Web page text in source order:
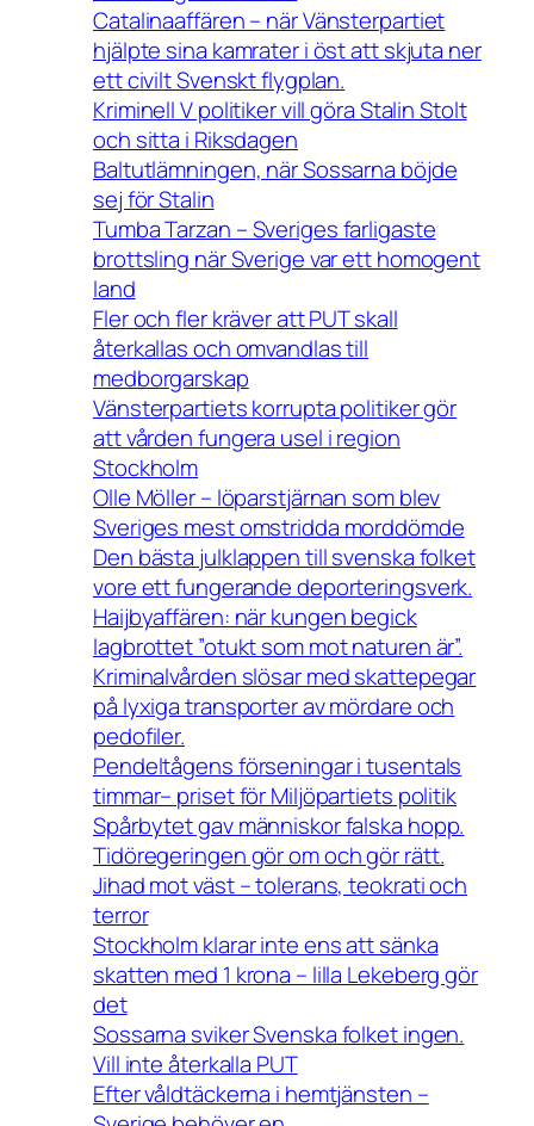
Catalinaaffären – när Vänsterpartiet
hjälpte sina kamrater i öst att skjuta ner
ett civilt Svenskt flygplan.
Kriminell V politiker vill göra Stalin Stolt
och sitta i Riksdagen
Baltutlämningen, när Sossarna böjde
sej för Stalin
Tumba Tarzan – Sveriges farligaste
brottsling när Sverige var ett homogent
land
Fler och fler kräver att PUT skall
återkallas och omvandlas till
medborgarskap
Vänsterpartiets korrupta politiker gör
att vården fungera usel i region
Stockholm
Olle Möller – löparstjärnan som blev
Sveriges mest omstridda morddömde
Den bästa julklappen till svenska folket
vore ett fungerande deporteringsverk.
Haijbyaffären: när kungen begick
lagbrottet ”otukt som mot naturen är”.
Kriminalvården slösar med skattepegar
på lyxiga transporter av mördare och
pedofiler.
Pendeltågens förseningar i tusentals
timmar– priset för Miljöpartiets politik
Spårbytet gav människor falska hopp.
Tidöregeringen gör om och gör rätt.
Jihad mot väst – tolerans, teokrati och
terror
Stockholm klarar inte ens att sänka
skatten med 1 krona – lilla Lekeberg gör
det
Sossarna sviker Svenska folket ingen.
Vill inte återkalla PUT
Efter våldtäckerna i hemtjänsten –